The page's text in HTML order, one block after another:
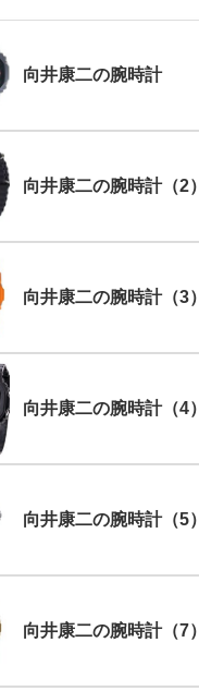
向井康二の腕時計
向井康二の腕時計（2）
向井康二の腕時計（3）
向井康二の腕時計（4）
向井康二の腕時計（5）
向井康二の腕時計（7）